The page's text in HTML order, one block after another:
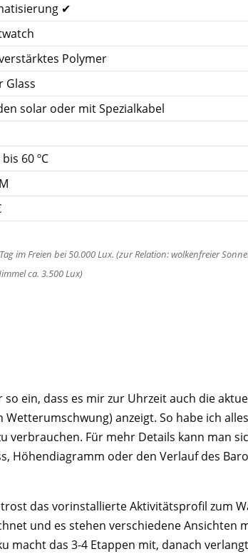
✔
Polymer
Glass
solar oder mit Spezialkabel
bis 60 ºC
im Freien bei 50.000 Lux. (zur Relation: wolkenfreier
ca. 3.500 Lux)
ein, dass es mir zur Uhrzeit auch die
anzeigt. So habe ich
verbrauchen. Für mehr Details kann man
Höhendiagramm oder den Verlauf des
das vorinstallierte Aktivitätsprofil zum
und es stehen verschiedene Ansichten
macht das 3-4 Etappen mit, danach